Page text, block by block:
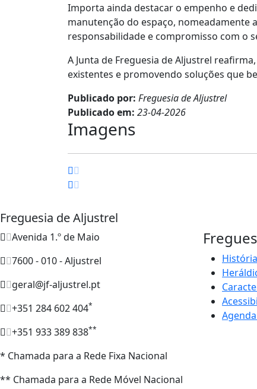
Importa ainda destacar o empenho e
manutenção do espaço,
responsabilidade e compromisso com o
A Junta de Freguesia de Aljustrel
existentes e promovendo soluções que
Publicado por: Freguesia de Aljustrel
Publicado em: 23-04-2026
Imagens
Freguesia de Aljustrel
Avenida 1.º de Maio
7600 - 010 - Aljustrel
geral@jf-aljustrel.pt
+351 284 602 404*
+351 933 389 838**
* Chamada para a Rede Fixa Nacional
** Chamada para a Rede Móvel Nacional
História